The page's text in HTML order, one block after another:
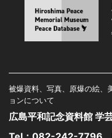
被爆資料、写真、原爆の絵、
ョンについて
広島平和記念資料館 学